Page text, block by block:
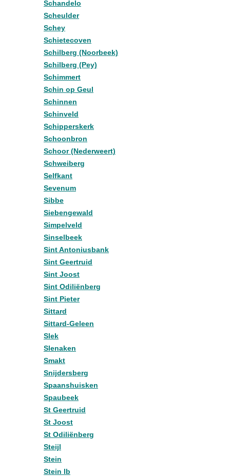
Schandelo
Scheulder
Schey
Schietecoven
Schilberg (Noorbeek)
Schilberg (Pey)
Schimmert
Schin op Geul
Schinnen
Schinveld
Schipperskerk
Schoonbron
Schoor (Nederweert)
Schweiberg
Selfkant
Sevenum
Sibbe
Siebengewald
Simpelveld
Sinselbeek
Sint Antoniusbank
Sint Geertruid
Sint Joost
Sint Odiliënberg
Sint Pieter
Sittard
Sittard-Geleen
Slek
Slenaken
Smakt
Snijdersberg
Spaanshuisken
Spaubeek
St Geertruid
St Joost
St Odiliënberg
Steijl
Stein
Stein lb